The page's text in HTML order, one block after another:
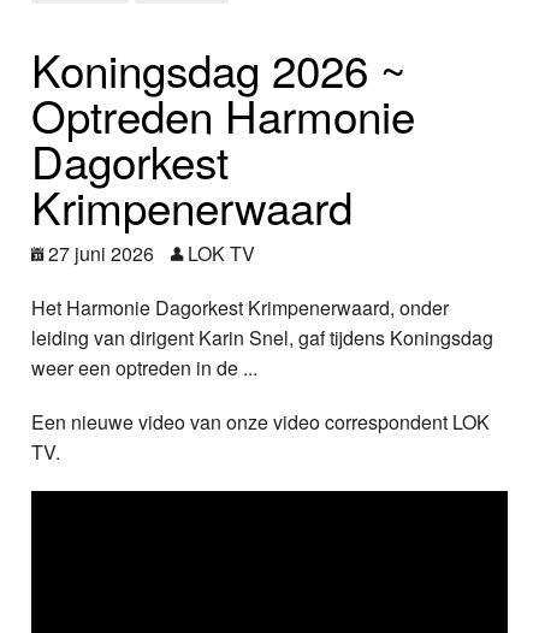
Home
Programma's
Nieuws
Foto's
Video
Webcam
Info
Koningsdag 2026 ~
Optreden Harmonie
Dagorkest
Krimpenerwaard
27 juni 2026
LOK TV
Het Harmonie Dagorkest Krimpenerwaard, onder
leiding van dirigent Karin Snel, gaf tijdens Koningsdag
weer een optreden in de ...
Een nieuwe video van onze video correspondent LOK
TV.